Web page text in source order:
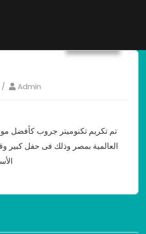
Admin
تم تكريم تكنوميتر جروب كأفضل
العالمية بمصر وذلك فى حفل كبير